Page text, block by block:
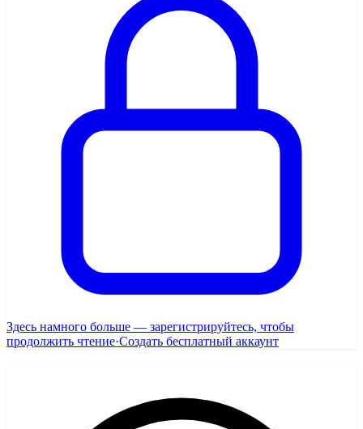
Здесь намного больше — зарегистрируйтесь, чтобы
продолжить чтение·Создать бесплатный аккаунт